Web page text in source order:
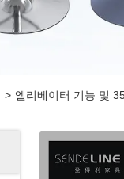
> 엘리베이터 기능 및